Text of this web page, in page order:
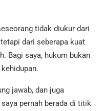
tidak diukur dari
dari seberapa kuat
Bagi saya, hukum bukan
jawab, dan juga
pernah berada di titik